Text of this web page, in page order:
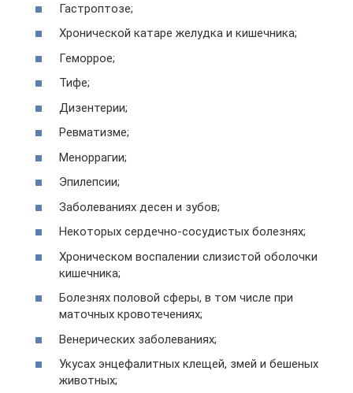
Гастроптозе;
Хронической катаре желудка и кишечника;
Геморрое;
Тифе;
Дизентерии;
Ревматизме;
Меноррагии;
Эпилепсии;
Заболеваниях десен и зубов;
Некоторых сердечно-сосудистых болезнях;
Хроническом воспалении слизистой оболочки
кишечника;
Болезнях половой сферы, в том числе при
маточных кровотечениях;
Венерических заболеваниях;
Укусах энцефалитных клещей, змей и бешеных
животных;